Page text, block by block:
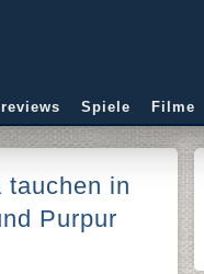
Spiele Filme
tauchen in
Purpur